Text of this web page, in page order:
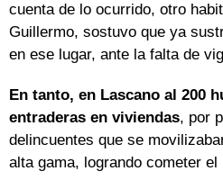
cuenta de lo ocurrido, otro
Guillermo, sostuvo que ya
en ese lugar, ante la falta de
En tanto, en Lascano al 200
entraderas en viviendas, por
delincuentes que se
alta gama, logrando cometer